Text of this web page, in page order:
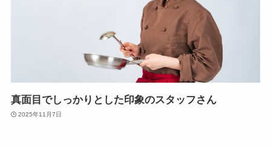
真面目でしっかりとした印象のスタッフさん
2025年11月7日